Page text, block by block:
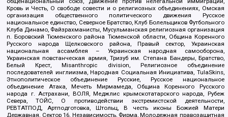
Кровь и Честь, О свободе совести и о религиозных объединениях, Омская
организация общественного политического движения Русское
национальное единство, Северное Братство, Клуб Болельщиков Футбольного
Клуба Динамо, Файзрахманисты, Мусульманская религиозная организация
п. Боровский Тюменского района Тюменской области, Община Коренного
Русского народа Щелковского района, Правый сектор, Украинская
национальная ассамблея – Украинская народная самооборона,
Украинская повстанческая армия, Тризуб им. Степана Бандеры, Братство,
Белый Крест, Misanthropic division, Религиозное объединение
последователей инглиизма, Народная Социальная Инициатива, TulaSkins,
Этнополитическое объединение Русские, Русское национальное
объединение Атака, Мечеть Мирмамеда, Община Коренного Русского
народа г. Астрахани, ВОЛЯ, Меджлис крымскотатарского народа, Рубеж
Севера, ТОЙС, О противодействии экстремистской деятельности,
РЕВТАТПОД, Артподготовка, Штольц, В честь иконы Божией Матери
Державная, Сектор 16, Независимость, Фирма, Молодежная правозащитная